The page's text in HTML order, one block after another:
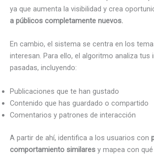
ya que aumenta la visibilidad y crea
a públicos completamente nuevos.
En cambio, el sistema se centra en los
interesan. Para ello, el algoritmo analiza tus
pasadas, incluyendo:
Publicaciones que te han gustado
Contenido que has guardado o compartido
Comentarios y patrones de interacción
A partir de ahí, identifica a los usuarios con
comportamiento similares y mapea con